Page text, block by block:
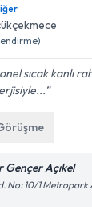
sıcak kanlı
Gençer Açıkel
No: 10/1 Metropark